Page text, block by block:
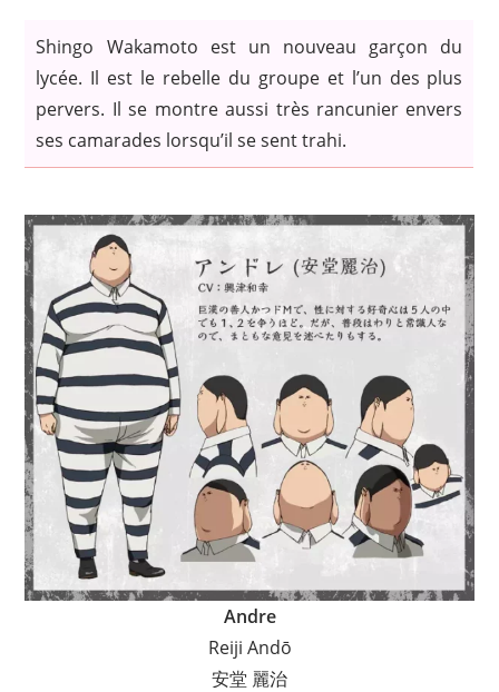
Shingo Wakamoto est un nouveau garçon du
lycée. Il est le rebelle du groupe et l’un des plus
pervers. Il se montre aussi très rancunier envers
ses camarades lorsqu’il se sent trahi.
Andre
Reiji Andō
安堂 麗治